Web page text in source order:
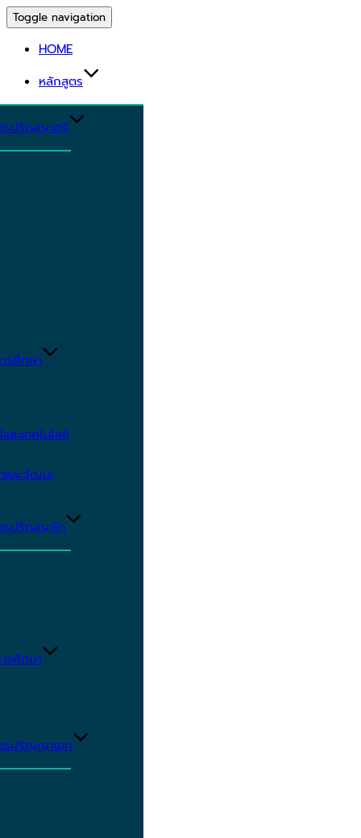
Toggle navigation
HOME
หลักสูตร
รปริญญาตรี
รศึกษา
ะเทคโนโลยี
และวัฒนะ
รปริญญาโท
รศึกษา
รปริญญาเอก